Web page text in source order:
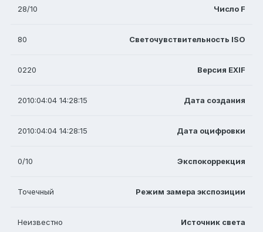
Число F
28/10
Светочувствительность ISO
80
Версия EXIF
0220
Дата создания
2010:04:04 14:28:15
Дата оцифровки
2010:04:04 14:28:15
Экспокоррекция
0/10
Режим замера экспозиции
Точечный
Источник света
Неизвестно